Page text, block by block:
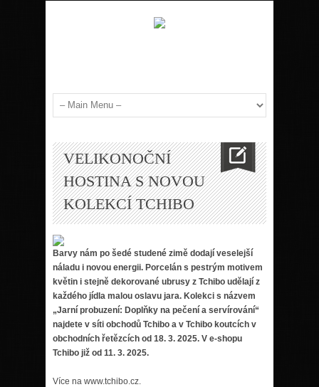
VELIKONOČNÍ
HOSTINA S NOVOU
KOLEKCÍ TCHIBO
Barvy nám po šedé studené zimě dodají veselejší
náladu i novou energii. Porcelán s pestrým motivem
květin i stejně dekorované ubrusy z Tchibo udělají z
každého jídla malou oslavu jara. Kolekci s názvem
„Jarní probuzení: Doplňky na pečení a servírování“
najdete v síti obchodů Tchibo a v Tchibo koutcích v
obchodních řetězcích od 18. 3. 2025. V e-shopu
Tchibo již od 11. 3. 2025.
Více na www.tchibo.cz.